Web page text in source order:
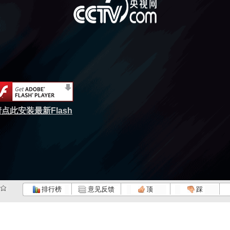
点此安装最新Flash
排行榜 意见反馈 顶 踩